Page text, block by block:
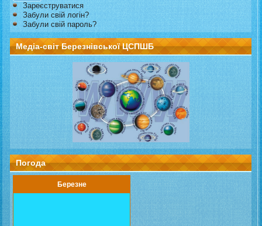
Зареєструватися
Забули свій логін?
Забули свій пароль?
Медіа-світ Березнівської ЦСПШБ
Погода
Березне